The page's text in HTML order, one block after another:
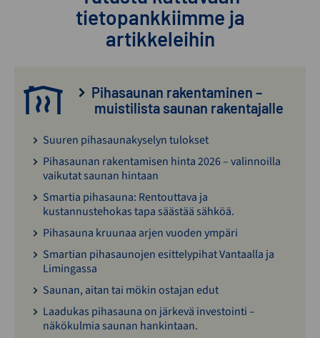
tietopankkiimme ja
artikkeleihin
Pihasaunan rakentaminen –
muistilista saunan rakentajalle
Suuren pihasaunakyselyn tulokset
Pihasaunan rakentamisen hinta 2026 – valinnoilla
vaikutat saunan hintaan
Smartia pihasauna: Rentouttava ja
kustannustehokas tapa säästää sähköä.
Pihasauna kruunaa arjen vuoden ympäri
Smartian pihasaunojen esittelypihat Vantaalla ja
Limingassa
Saunan, aitan tai mökin ostajan edut
Laadukas pihasauna on järkevä investointi –
näkökulmia saunan hankintaan.